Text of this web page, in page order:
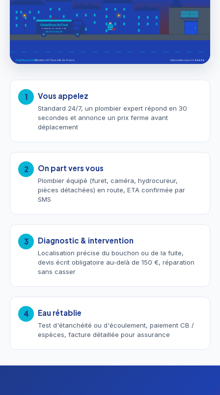
1 Vous appelez
Standard 24/7, un plombier expert répond en 30
secondes et annonce un prix ferme avant
déplacement
2 On part vers vous
Plombier équipé (furet, caméra, hydrocureur,
pièces détachées) en route, ETA confirmée par
SMS
3 Diagnostic & intervention
Localisation précise du bouchon ou de la fuite,
devis écrit obligatoire au-delà de 150 €, réparation
sans casser
4 Eau rétablie
Test d'étanchéité ou d'écoulement, paiement CB /
espèces, facture détaillée pour assurance